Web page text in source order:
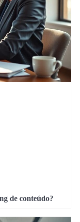
de conteúdo?